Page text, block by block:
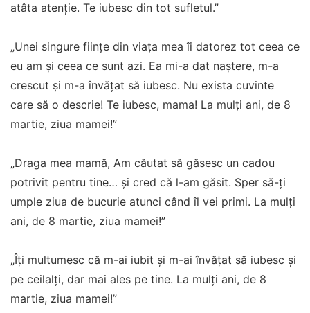
atâta atenţie. Te iubesc din tot sufletul.”
„Unei singure fiinţe din viaţa mea îi datorez tot ceea ce
eu am şi ceea ce sunt azi. Ea mi-a dat naştere, m-a
crescut şi m-a învăţat să iubesc. Nu exista cuvinte
care să o descrie! Te iubesc, mama! La mulţi ani, de 8
martie, ziua mamei!”
„Draga mea mamă, Am căutat să găsesc un cadou
potrivit pentru tine… şi cred că l-am găsit. Sper să-ţi
umple ziua de bucurie atunci când îl vei primi. La mulţi
ani, de 8 martie, ziua mamei!”
„Îţi multumesc că m-ai iubit şi m-ai învăţat să iubesc şi
pe ceilalţi, dar mai ales pe tine. La mulţi ani, de 8
martie, ziua mamei!”